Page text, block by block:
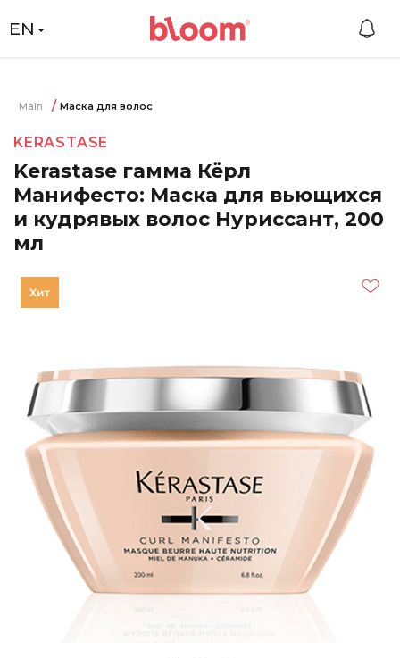
EN
Main Маска для волос
KERASTASE
Kerastase гамма Кёрл
Манифесто: Маска для вьющихся
и кудрявых волос Нуриссант, 200
мл